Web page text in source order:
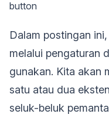
button
Dalam postingan
melalui pengaturan
gunakan. Kita akan
satu atau dua
seluk-beluk